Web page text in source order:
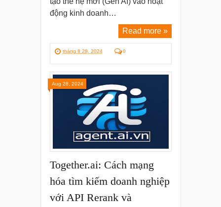
động kinh doanh…
Read more »
tháng 8 28, 2024 0
Together.ai: Cách mạng
hóa tìm kiếm doanh nghiệp
với API Rerank và
Aug 28, 2024